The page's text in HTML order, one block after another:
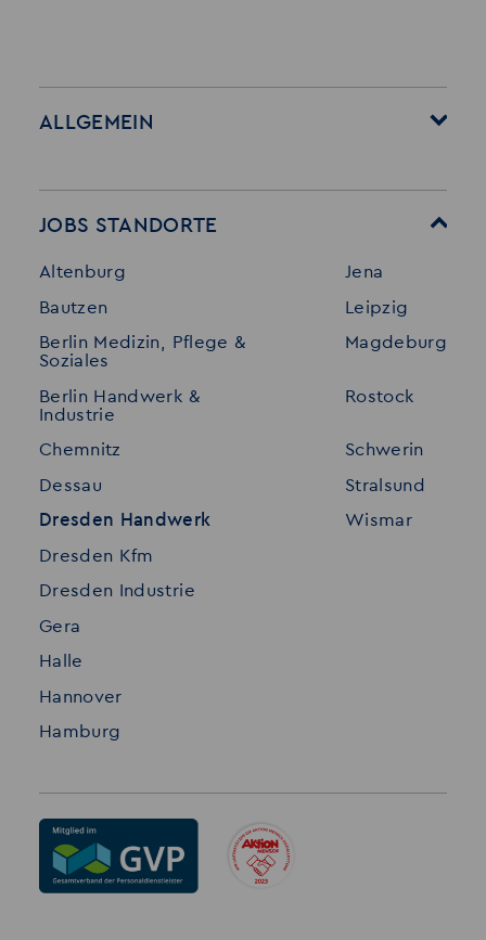
ALLGEMEIN
Stellenangebote
Initiativ bewerben
Merkzettel
Standorte
Referenzen
Interne Jobs
Datenschutz
Impressum
JOBS STANDORTE
Altenburg
Bautzen
Berlin Medizin, Pflege &
Soziales
Berlin Handwerk &
Industrie
Chemnitz
Dessau
Dresden Handwerk
Dresden Kfm
Dresden Industrie
Gera
Halle
Hannover
Hamburg
Jena
Leipzig
Magdeburg
Rostock
Schwerin
Stralsund
Wismar